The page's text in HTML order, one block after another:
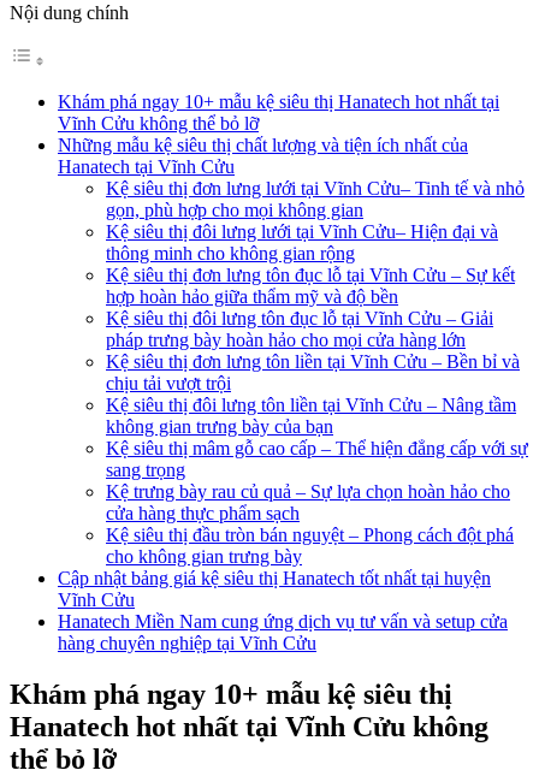
Nội dung chính
Khám phá ngay 10+ mẫu kệ siêu thị Hanatech hot nhất tại
Vĩnh Cửu không thể bỏ lỡ
Những mẫu kệ siêu thị chất lượng và tiện ích nhất của
Hanatech tại Vĩnh Cửu
Kệ siêu thị đơn lưng lưới tại Vĩnh Cửu– Tinh tế và nhỏ
gọn, phù hợp cho mọi không gian
Kệ siêu thị đôi lưng lưới tại Vĩnh Cửu– Hiện đại và
thông minh cho không gian rộng
Kệ siêu thị đơn lưng tôn đục lỗ tại Vĩnh Cửu – Sự kết
hợp hoàn hảo giữa thẩm mỹ và độ bền
Kệ siêu thị đôi lưng tôn đục lỗ tại Vĩnh Cửu – Giải
pháp trưng bày hoàn hảo cho mọi cửa hàng lớn
Kệ siêu thị đơn lưng tôn liền tại Vĩnh Cửu – Bền bỉ và
chịu tải vượt trội
Kệ siêu thị đôi lưng tôn liền tại Vĩnh Cửu – Nâng tầm
không gian trưng bày của bạn
Kệ siêu thị mâm gỗ cao cấp – Thể hiện đẳng cấp với sự
sang trọng
Kệ trưng bày rau củ quả – Sự lựa chọn hoàn hảo cho
cửa hàng thực phẩm sạch
Kệ siêu thị đầu tròn bán nguyệt – Phong cách đột phá
cho không gian trưng bày
Cập nhật bảng giá kệ siêu thị Hanatech tốt nhất tại huyện
Vĩnh Cửu
Hanatech Miền Nam cung ứng dịch vụ tư vấn và setup cửa
hàng chuyên nghiệp tại Vĩnh Cửu
Khám phá ngay 10+ mẫu kệ siêu thị
Hanatech hot nhất tại Vĩnh Cửu không
thể bỏ lỡ